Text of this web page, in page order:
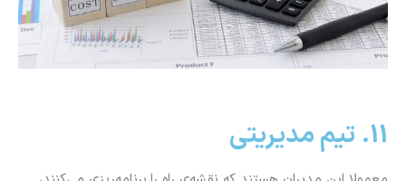
11. تیم مدیریتی